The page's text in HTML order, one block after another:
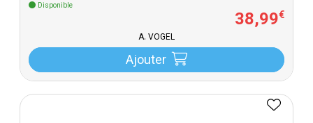
Disponible
38,99€
A. VOGEL
Ajouter